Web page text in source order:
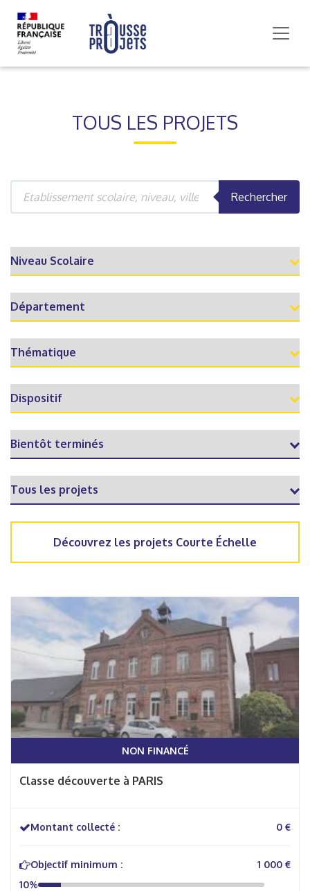
TOUS LES PROJETS
Rechercher
Découvrez les projets Courte Échelle
NON FINANCÉ
Classe découverte à PARIS
Montant collecté : 0 €
Objectif minimum :
1 000 €
10%